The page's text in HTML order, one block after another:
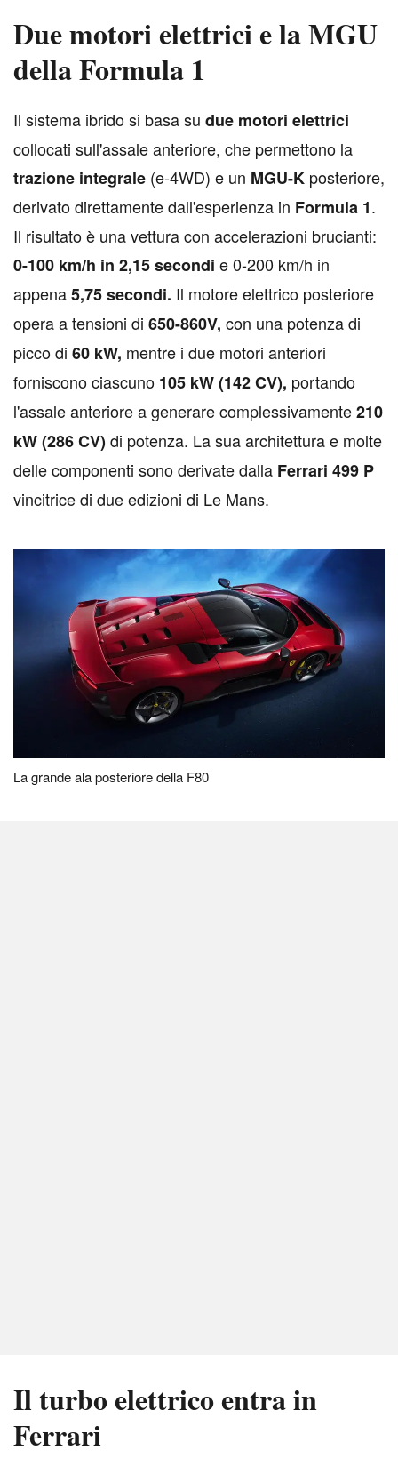
Due motori elettrici e la MGU
della Formula 1
Il sistema ibrido si basa su due motori elettrici
collocati sull'assale anteriore, che permettono la
trazione integrale (e-4WD) e un MGU-K posteriore,
derivato direttamente dall'esperienza in Formula 1.
Il risultato è una vettura con accelerazioni brucianti:
0-100 km/h in 2,15 secondi e 0-200 km/h in
appena5,75 secondi. Il motore elettrico posteriore
opera a tensioni di 650-860V, con una potenza di
picco di 60 kW, mentre i due motori anteriori
forniscono ciascuno 105 kW (142 CV), portando
l'assale anteriore a generare complessivamente210
kW (286 CV)di potenza. La sua architettura e molte
delle componenti sono derivate dalla Ferrari 499 P
vincitrice di due edizioni di Le Mans.
La grande ala posteriore della F80
Il turbo elettrico entra in
Ferrari